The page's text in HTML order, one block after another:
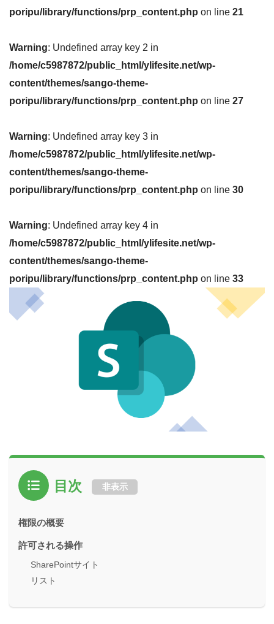
poripu/library/functions/prp_content.php on line 21
Warning: Undefined array key 2 in
/home/c5987872/public_html/ylifesite.net/wp-
content/themes/sango-theme-
poripu/library/functions/prp_content.php on line 27
Warning: Undefined array key 3 in
/home/c5987872/public_html/ylifesite.net/wp-
content/themes/sango-theme-
poripu/library/functions/prp_content.php on line 30
Warning: Undefined array key 4 in
/home/c5987872/public_html/ylifesite.net/wp-
content/themes/sango-theme-
poripu/library/functions/prp_content.php on line 33
目次 非表示
権限の概要
許可される操作
SharePointサイト
リスト